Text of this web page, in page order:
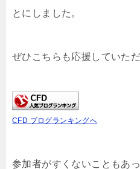
とにしました。
ぜひこちらも応援していた
CFD ブログランキングへ
参加者がすくないこともあ